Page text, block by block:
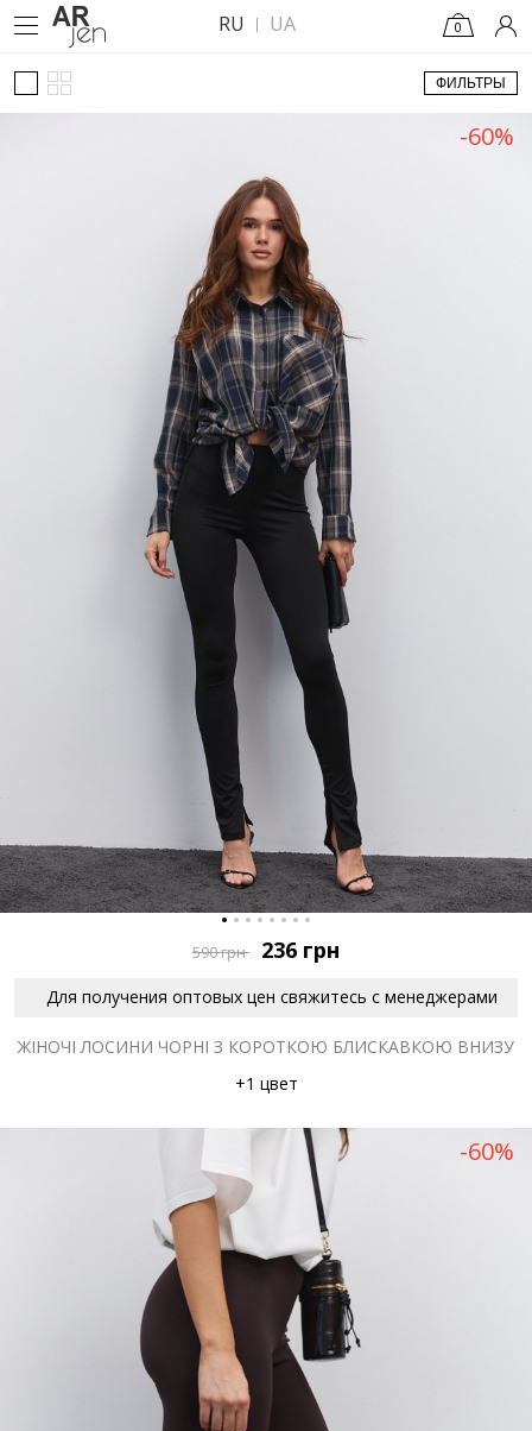
RU UA 0
ФИЛЬТРЫ
-60%
590грн 236 грн
Для получения оптовых цен свяжитесь с менеджерами
ЖІНОЧІ ЛОСИНИ ЧОРНІ З КОРОТКОЮ БЛИСКАВКОЮ ВНИЗУ
+1 цвет
-60%